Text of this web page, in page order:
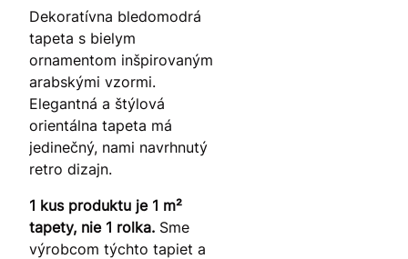
Dekoratívna bledomodrá
tapeta s bielym
ornamentom inšpirovaným
arabskými vzormi.
Elegantná a štýlová
orientálna tapeta má
jedinečný, nami navrhnutý
retro dizajn.
1 kus produktu je 1 m²
tapety, nie 1 rolka. Sme
výrobcom týchto tapiet a